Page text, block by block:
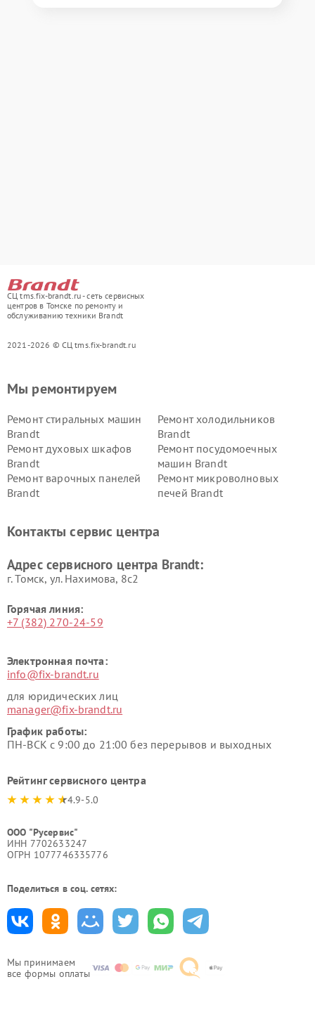
СЦ tms.fix-brandt.ru - сеть сервисных
центров в Томске по ремонту и
обслуживанию техники Brandt
2021-2026 © СЦ tms.fix-brandt.ru
Мы принимаем
все формы оплаты
Мы ремонтируем
Ремонт стиральных машин
Brandt
Ремонт холодильников
Brandt
Ремонт духовых шкафов
Brandt
Ремонт посудомоечных
машин Brandt
Ремонт варочных панелей
Brandt
Ремонт микроволновых
печей Brandt
Контакты сервис центра
Адрес сервисного центра Brandt:
г. Томск, ул. Нахимова, 8с2
Горячая линия:
+7 (382) 270-24-59
Электронная почта:
info@fix-brandt.ru
для юридических лиц
manager@fix-brandt.ru
График работы:
ПН-ВСК с 9:00 до 21:00 без перерывов и выходных
Рейтинг сервисного центра
4.9-5.0
ООО "Русервис"
ИНН 7702633247
ОГРН 1077746335776
Поделиться в соц. сетях: